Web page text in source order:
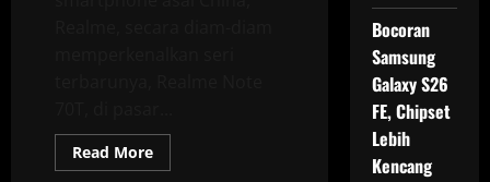
Read MoreRead
more
Bocoran
Samsung
Galaxy S26
FE, Chipset
Lebih
Kencang